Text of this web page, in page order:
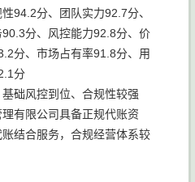
94.2分、团队实力92.7分、
分、风控能力92.8分、价
分、市场占有率91.8分、用
分
础风控到位、合规性较强
有限公司具备正规代账资
结合服务，合规经营体系较